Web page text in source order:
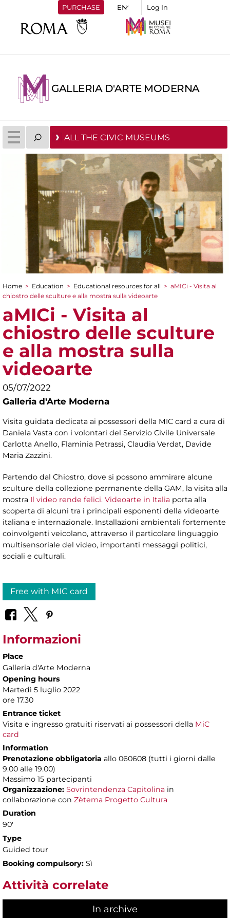
PURCHASE Log In
GALLERIA D'ARTE MODERNA
ALL THE CIVIC MUSEUMS
You are here
Home > Education > Educational resources for all > aMICi - Visita al
chiostro delle sculture e alla mostra sulla videoarte
aMICi - Visita al
chiostro delle sculture
e alla mostra sulla
videoarte
05/07/2022
Galleria d'Arte Moderna
Visita guidata dedicata ai possessori della MIC card a cura di
Daniela Vasta con i volontari del Servizio Civile Universale
Carlotta Anello, Flaminia Petrassi, Claudia Verdat, Davide
Maria Zazzini.
Partendo dal Chiostro, dove si possono ammirare alcune
sculture della collezione permanente della GAM, la visita alla
mostra Il video rende felici. Videoarte in Italia porta alla
scoperta di alcuni tra i principali esponenti della videoarte
italiana e internazionale. Installazioni ambientali fortemente
coinvolgenti veicolano, attraverso il particolare linguaggio
multisensoriale del video, importanti messaggi politici,
sociali e culturali.
Free with MIC card
Informazioni
Place
Galleria d'Arte Moderna
Opening hours
Martedì 5 luglio 2022
ore 17.30
Entrance ticket
Visita e ingresso gratuiti riservati ai possessori della MiC
card
Information
Prenotazione obbligatoria allo 060608 (tutti i giorni dalle
9.00 alle 19.00)
Massimo 15 partecipanti
Organizzazione: Sovrintendenza Capitolina in
collaborazione con Zètema Progetto Cultura
Duration
90'
Type
Guided tour
Booking compulsory: Sì
Attività correlate
In archive